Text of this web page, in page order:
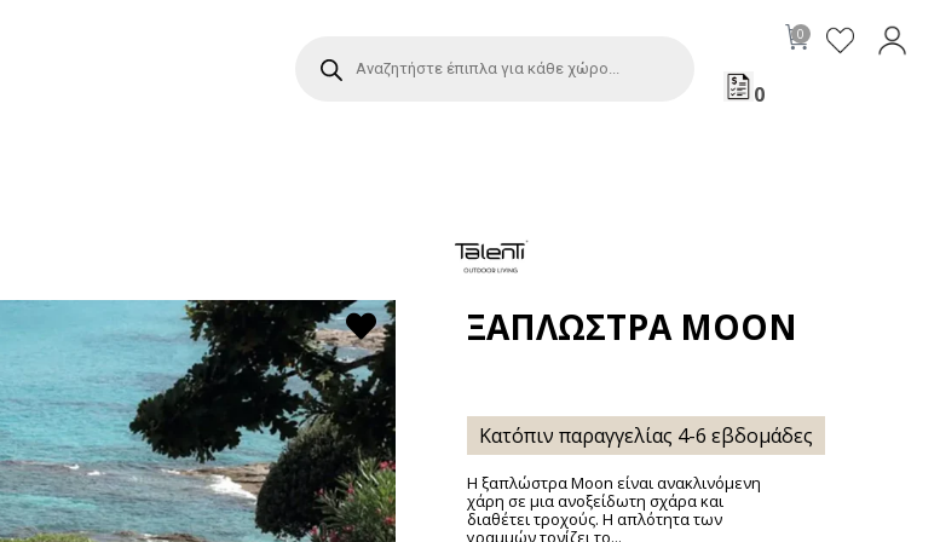
0
ΞΑΠΛΏΣΤΡΑ MOON
Κατόπιν παραγγελίας 4-6 εβδομάδες
Η ξαπλώστρα Moon είναι ανακλινόμενη
χάρη σε μια ανοξείδωτη σχάρα και
διαθέτει τροχούς. Η απλότητα των
γραμμών τονίζει το...